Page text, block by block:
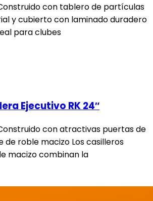
con tablero de partículas
y cubierto con laminado duradero
para clubes
Ejecutivo RK 24″
con atractivas puertas de
de roble macizo Los casilleros
macizo combinan la